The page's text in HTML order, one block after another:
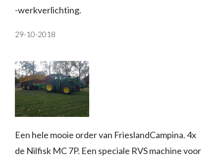
-werkverlichting.
29-10-2018
Een hele mooie order van FrieslandCampina. 4x
de Nilfisk MC 7P. Een speciale RVS machine voor